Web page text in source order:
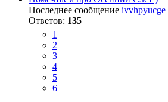
Последнее сообщение ivvhpyucge
Ответов: 135
1
2
3
4
5
6